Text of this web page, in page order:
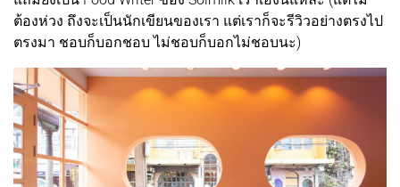
ต้องห่วง ถึงจะเป็นนักเขียนของเรา แต่เราก็จะรีวิวอย่างตรงไป
ตรงมา ชอบก็บอกชอบ ไม่ชอบก็บอกไม่ชอบนะ)